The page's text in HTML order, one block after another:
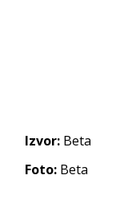
Izvor: Beta
Foto: Beta